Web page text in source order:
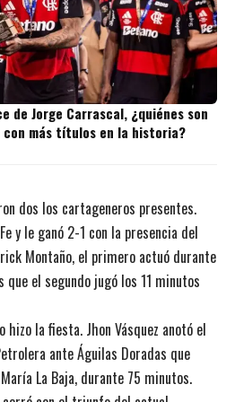
de Jorge Carrascal, ¿quiénes son
más títulos en la historia?
dos los cartageneros presentes.
y le ganó 2-1 con la presencia del
Montaño, el primero actuó durante
el segundo jugó los 11 minutos
hizo la fiesta. Jhon Vásquez anotó el
ante Águilas Doradas que
La Baja, durante 75 minutos.